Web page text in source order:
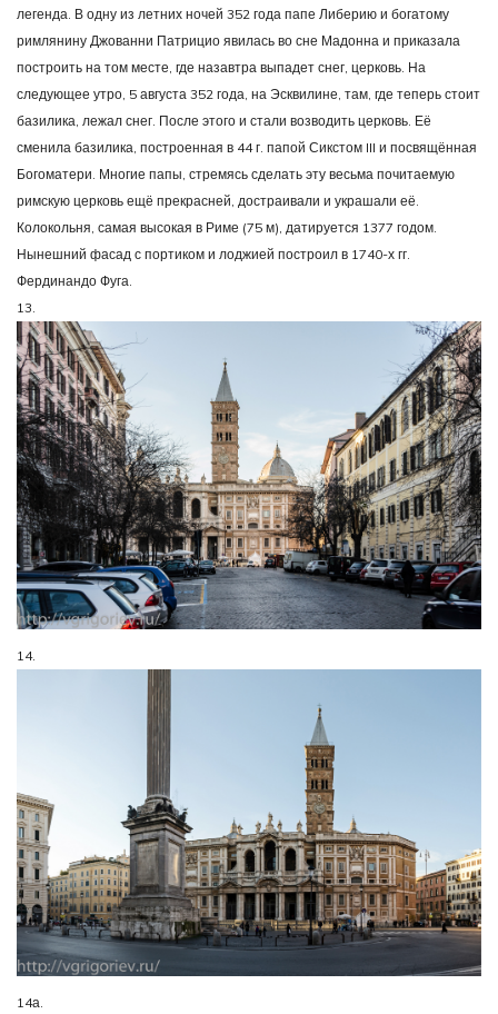
легенда. В одну из летних ночей 352 года папе Либерию и богатому
римлянину Джованни Патрицио явилась во сне Мадонна и приказала
построить на том месте, где назавтра выпадет снег, церковь. На
следующее утро, 5 августа 352 года, на Эсквилине, там, где теперь стоит
базилика, лежал снег. После этого и стали возводить церковь. Её
сменила базилика, построенная в 44 г. папой Сикстом III и посвящённая
Богоматери. Многие папы, стремясь сделать эту весьма почитаемую
римскую церковь ещё прекрасней, достраивали и украшали её.
Колокольня, самая высокая в Риме (75 м), датируется 1377 годом.
Нынешний фасад с портиком и лоджией построил в 1740-х гг.
Фердинандо Фуга.
13.
14.
14а.